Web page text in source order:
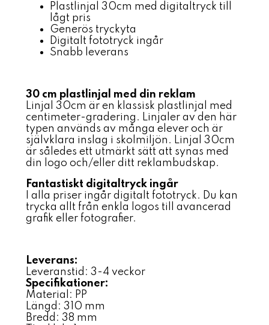
Plastlinjal 30cm med digitaltryck till
lågt pris
Generös tryckyta
Digitalt fototryck ingår
Snabb leverans
30 cm plastlinjal med din reklam
Linjal 30cm är en klassisk plastlinjal med
centimeter-gradering. Linjaler av den här
typen används av många elever och är
självklara inslag i skolmiljön. Linjal 30cm
är således ett utmärkt sätt att synas med
din logo och/eller ditt reklambudskap.
Fantastiskt digitaltryck ingår
I alla priser ingår digitalt fototryck. Du kan
trycka allt från enkla logos till avancerad
grafik eller fotografier.
Leverans:
Leveranstid: 3-4 veckor
Specifikationer:
Material: PP
Längd: 310 mm
Bredd: 38 mm